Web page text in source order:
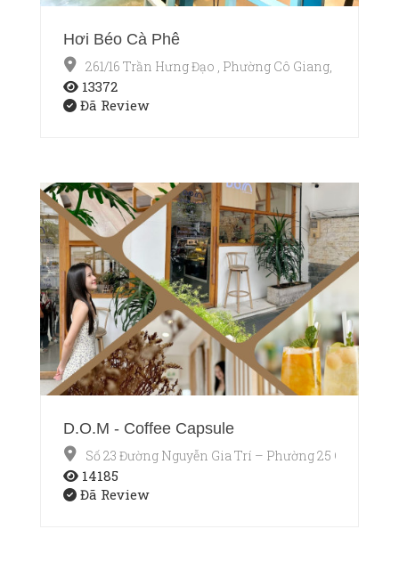
Hơi Béo Cà Phê
261/16 Trần Hưng Đạo , Phường Cô Giang, Quận 1,
13372
Đã Review
D.O.M - Coffee Capsule
Số 23 Đường Nguyễn Gia Trí – Phường 25 Quận
14185
Đã Review